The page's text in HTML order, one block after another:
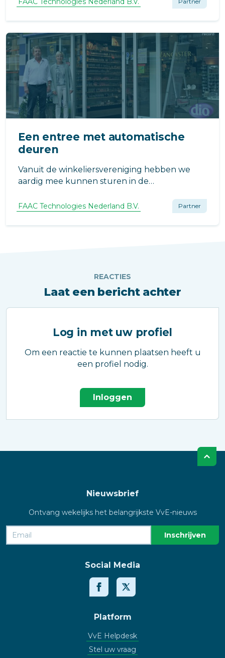
Een entree met automatische
deuren
Vanuit de winkeliersvereniging hebben we
aardig mee kunnen sturen in de
wel op tijd klaar zou zijn... I.p.v. de
ingecalculeerde 3 weken hadden we 3
maanden dikke vorst waardoor de aannemer
FAAC Technologies Nederland B.V. Partner
REACTIES
Laat een bericht achter
Log in met uw profiel
Om een reactie te kunnen plaatsen heeft u
een profiel nodig.
Inloggen
Nieuwsbrief
Ontvang wekelijks het belangrijkste VvE-nieuws
Social Media
Platform
VvE Helpdesk
Stel uw vraag